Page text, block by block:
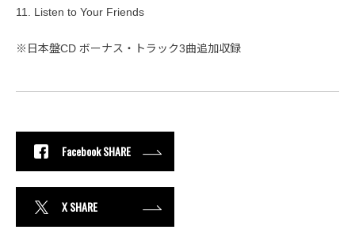
11. Listen to Your Friends
※日本盤CD ボーナス・トラック3曲追加収録
Facebook SHARE
X SHARE